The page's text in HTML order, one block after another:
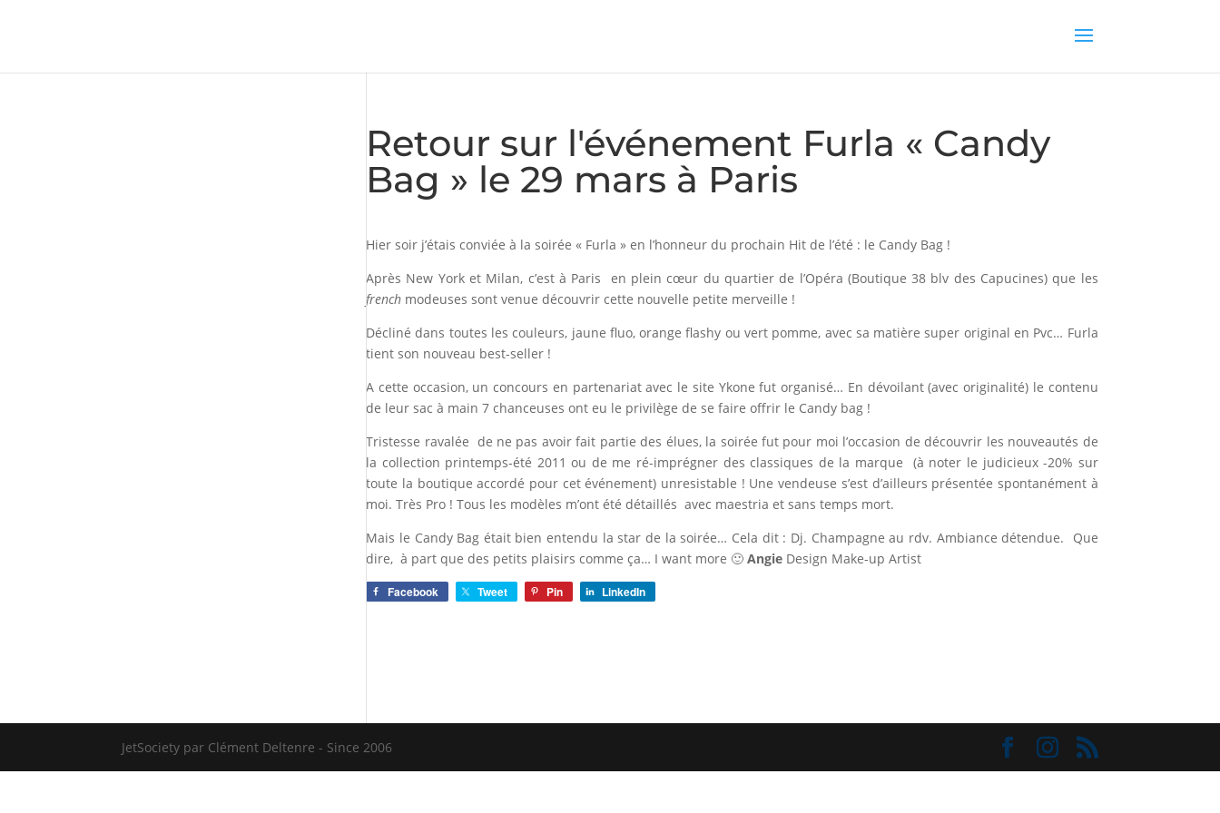
Retour sur l'événement Furla « Candy
Bag » le 29 mars à Paris
Hier soir j’étais conviée à la soirée « Furla » en l’honneur du prochain Hit de l’été : le Candy Bag !
Après New York et Milan, c’est à Paris en plein cœur du quartier de l’Opéra (Boutique 38 blv des Capucines) que les
french modeuses sont venue découvrir cette nouvelle petite merveille !
Décliné dans toutes les couleurs, jaune fluo, orange flashy ou vert pomme, avec sa matière super original en Pvc… Furla
tient son nouveau best-seller !
A cette occasion, un concours en partenariat avec le site Ykone fut organisé… En dévoilant (avec originalité) le contenu
de leur sac à main 7 chanceuses ont eu le privilège de se faire offrir le Candy bag !
Tristesse ravalée de ne pas avoir fait partie des élues, la soirée fut pour moi l’occasion de découvrir les nouveautés de
la collection printemps-été 2011 ou de me ré-imprégner des classiques de la marque (à noter le judicieux -20% sur
toute la boutique accordé pour cet événement) unresistable ! Une vendeuse s’est d’ailleurs présentée spontanément à
moi. Très Pro ! Tous les modèles m’ont été détaillés avec maestria et sans temps mort.
Mais le Candy Bag était bien entendu la star de la soirée… Cela dit : Dj. Champagne au rdv. Ambiance détendue. Que
dire, à part que des petits plaisirs comme ça… I want more 🙂Angie Design Make-up Artist
Facebook Tweet Pin LinkedIn
JetSociety par Clément Deltenre - Since 2006